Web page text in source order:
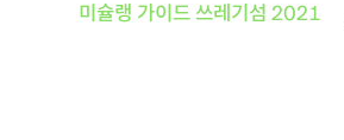
미슐랭 가이드 쓰레기섬 2021